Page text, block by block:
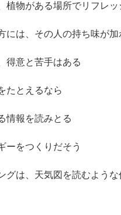
植物がある場所でリフレッ
には、その人の持ち味が加
得意と苦手はある
たとえるなら
情報を読みとる
ーをつくりだそう
グは、天気図を読むような